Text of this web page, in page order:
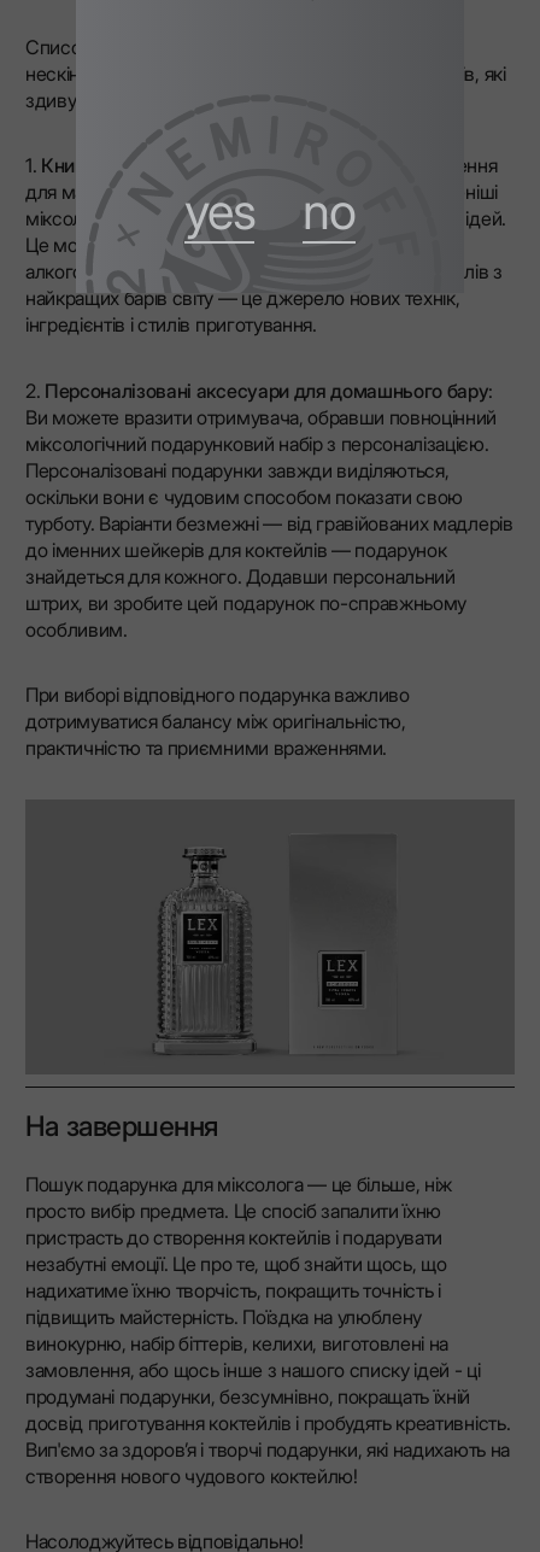
yes no
Список найкращих подарунків для міксологів
нескінченний — ось ще кілька продуманих варіантів, які
здивують будь-якого поціновувача напоїв:
1. Книги про коктейлі
— це чудове джерело натхнення
для майбутньої творчості, адже навіть найдосвідченіші
міксологи потребують постійного оновлення своїх ідей.
Це може бути книга про історію улюбленого
алкогольного напою або добірка унікальних коктейлів з
найкращих барів світу — це джерело нових технік,
інгредієнтів і стилів приготування.
2. Персоналізовані аксесуари для домашнього бару:
Ви можете вразити отримувача, обравши повноцінний
міксологічний подарунковий набір з персоналізацією.
Персоналізовані подарунки завжди виділяються,
оскільки вони є чудовим способом показати свою
турботу. Варіанти безмежні — від гравійованих мадлерів
до іменних шейкерів для коктейлів — подарунок
знайдеться для кожного. Додавши персональний
штрих, ви зробите цей подарунок по-справжньому
особливим.
При виборі відповідного подарунка важливо
дотримуватися балансу між оригінальністю,
практичністю та приємними враженнями.
На завершення
Пошук подарунка для міксолога — це більше, ніж
просто вибір предмета. Це спосіб запалити їхню
пристрасть до створення коктейлів і подарувати
незабутні емоції. Це про те, щоб знайти щось, що
надихатиме їхню творчість, покращить точність і
підвищить майстерність. Поїздка на улюблену
винокурню, набір біттерів, келихи, виготовлені на
замовлення, або щось інше з нашого списку ідей - ці
продумані подарунки, безсумнівно, покращать їхній
досвід приготування коктейлів і пробудять креативність.
Вип'ємо за здоров’я і творчі подарунки, які надихають на
створення нового чудового коктейлю!
Насолоджуйтесь відповідально!